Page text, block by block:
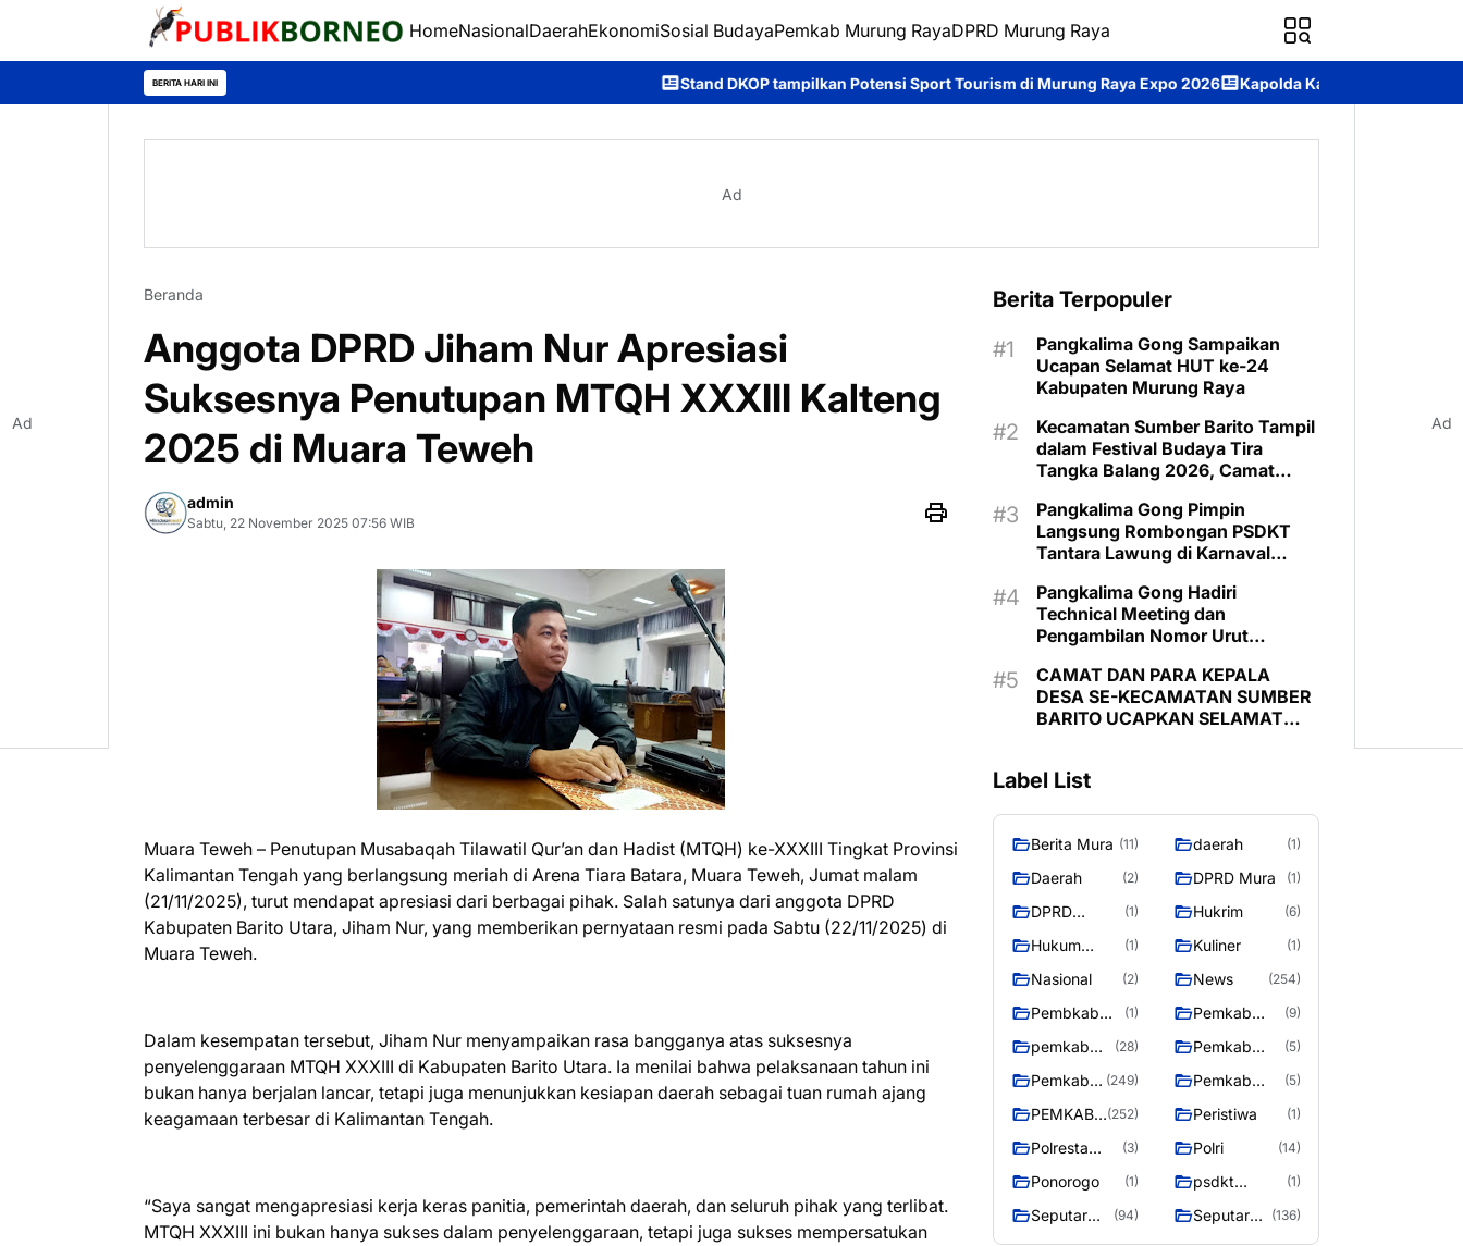
HomeNasionalDaerahEkonomiSosial BudayaPemkab Murung RayaDPRD Murung Raya
BERITA HARI INI Stand DKOP tampilkan Potensi Sport Tourism di Murung Raya Expo 2026 Kapolda Kalteng Paparkan Penanganan Karhutla,
Ad
Beranda
Anggota DPRD Jiham Nur Apresiasi
Suksesnya Penutupan MTQH XXXIII Kalteng
2025 di Muara Teweh
admin
Sabtu, 22 November 2025 07:56 WIB
Muara Teweh – Penutupan Musabaqah Tilawatil Qur’an dan Hadist (MTQH) ke-XXXIII Tingkat Provinsi
Kalimantan Tengah yang berlangsung meriah di Arena Tiara Batara, Muara Teweh, Jumat malam
(21/11/2025), turut mendapat apresiasi dari berbagai pihak. Salah satunya dari anggota DPRD
Kabupaten Barito Utara, Jiham Nur, yang memberikan pernyataan resmi pada Sabtu (22/11/2025) di
Muara Teweh.
Dalam kesempatan tersebut, Jiham Nur menyampaikan rasa bangganya atas suksesnya
penyelenggaraan MTQH XXXIII di Kabupaten Barito Utara. Ia menilai bahwa pelaksanaan tahun ini
bukan hanya berjalan lancar, tetapi juga menunjukkan kesiapan daerah sebagai tuan rumah ajang
keagamaan terbesar di Kalimantan Tengah.
“Saya sangat mengapresiasi kerja keras panitia, pemerintah daerah, dan seluruh pihak yang terlibat.
MTQH XXXIII ini bukan hanya sukses dalam penyelenggaraan, tetapi juga sukses mempersatukan
Berita Terpopuler
Pangkalima Gong Sampaikan
Ucapan Selamat HUT ke-24
Kabupaten Murung Raya
Kecamatan Sumber Barito Tampil
dalam Festival Budaya Tira
Tangka Balang 2026, Camat
Pangkalima Gong Pimpin
Langsung Rombongan PSDKT
Tantara Lawung di Karnaval
Pangkalima Gong Hadiri
Technical Meeting dan
Pengambilan Nomor Urut
Balang 2026
CAMAT DAN PARA KEPALA
DESA SE-KECAMATAN SUMBER
BARITO UCAPKAN SELAMAT
Label List
Berita Mura (11) daerah (1)
Daerah (2) DPRD Mura (1)
DPRD
RAYA
(1) Hukrim (6)
Hukum
(1) Kuliner (1)
Nasional (2) News (254)
Pembkab
Murung raya
(1)
Pemkab
(9)
pemkab
Raya
(28)
Pemkab
(5)
Pemkab
raya
(249)
Pemkab
Raya
(5)
PEMKAB
RAYA
(252) Peristiwa (1)
Polresta
Raya
(3) Polri (14)
Ponorogo (1)
psdkt
murung raya
(1)
Seputar
(94)
Seputar
(136)
Ad Ad